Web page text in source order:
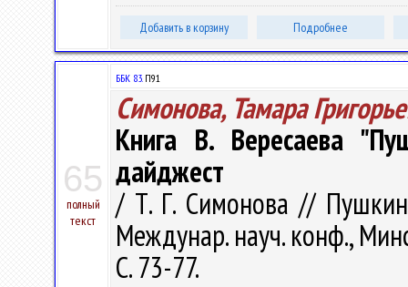
Добавить в корзину Подробнее
65
полный
текст
ББК 83.П91
Симонова, Тамара
Книга В. Вересаева
дайджест
/ Т. Г. Симонова //
Междунар. науч. конф.,
С. 73-77.